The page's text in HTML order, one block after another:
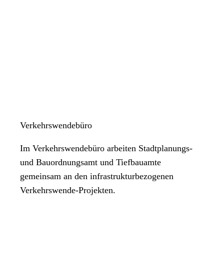
Verkehrswendebüro
Im Verkehrswendebüro arbeiten Stadtplanungs-
und Bauordnungsamt und Tiefbauamte
gemeinsam an den infrastrukturbezogenen
Verkehrswende-Projekten.